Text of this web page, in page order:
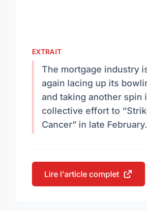
EXTRAIT
The mortgage industry
again lacing up its
and taking another spin
collective effort to
Cancer” in late February.
Lire l'article complet